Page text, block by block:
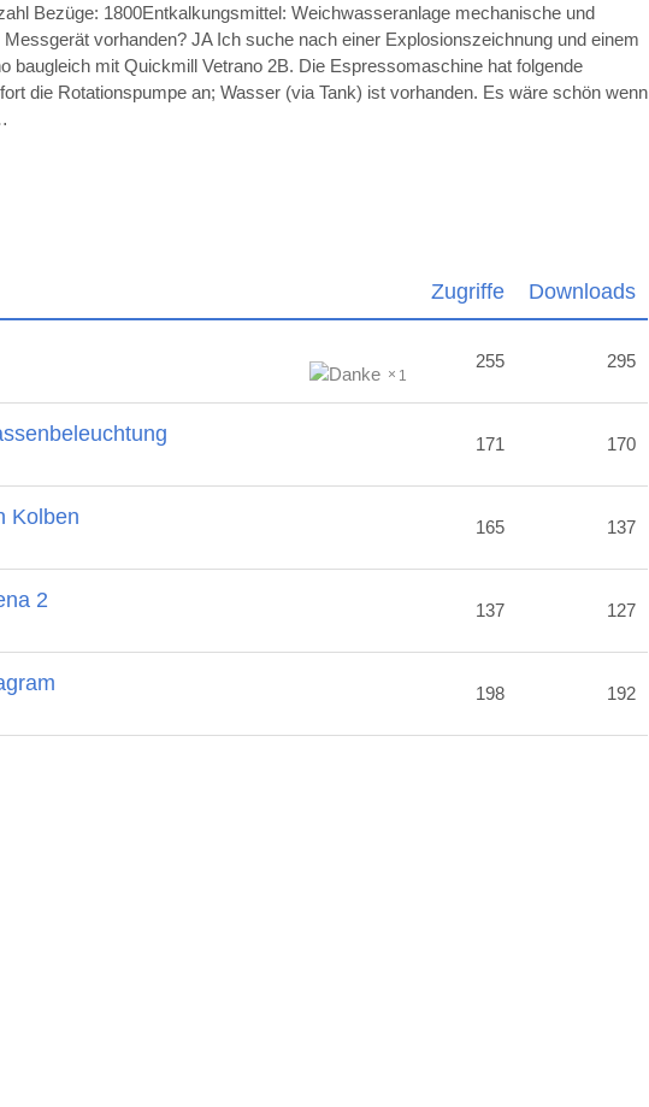
Bezüge: 1800Entkalkungsmittel: Weichwasseranlage mechanische und
vorhanden? JA Ich suche nach einer Explosionszeichnung und einem
baugleich mit Quickmill Vetrano 2B. Die Espressomaschine hat folgende
die Rotationspumpe an; Wasser (via Tank) ist vorhanden. Es wäre schön wenn
Zugriffe Downloads
1
255 295
171 170
Kolben 165 137
2 137 127
198 192